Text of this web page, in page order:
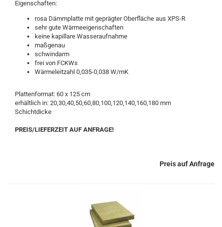
Eigenschaften:
rosa Dämmplatte mit geprägter Oberfläche aus XPS-R
sehr gute Wärmeeigenschaften
keine kapillare Wasseraufnahme
maßgenau
schwindarm
frei von FCKWs
Wärmeleitzahl 0,035-0,038 W/mK
Plattenformat: 60 x 125 cm
erhältlich in: 20,30,40,50,60,80,100,120,140,160,180 mm
Schichtdicke
PREIS/LIEFERZEIT AUF ANFRAGE!
Preis auf Anfrage